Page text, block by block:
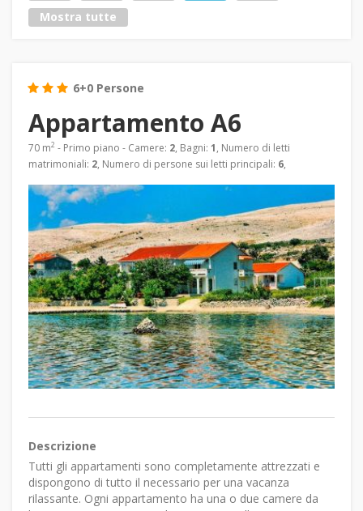
Mostra tutte
6+0 Persone
Appartamento A6
70 m2 - Primo piano - Camere: 2, Bagni: 1, Numero di letti
matrimoniali: 2, Numero di persone sui letti principali: 6,
Descrizione
Tutti gli appartamenti sono completamente attrezzati e
dispongono di tutto il necessario per una vacanza
rilassante. Ogni appartamento ha una o due camere da